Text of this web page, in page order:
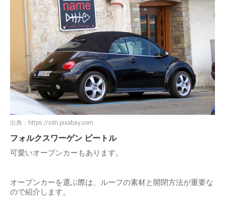
出典： https://cdn.pixabay.com
フォルクスワーゲン ビートル
可愛いオープンカーもあります。
オープンカーを選ぶ際は、ルーフの素材と開閉方法が重要な
ので紹介します。